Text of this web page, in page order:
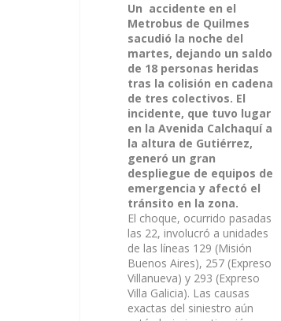
Un accidente en el
Metrobus de Quilmes
sacudió la noche del
martes, dejando un saldo
de 18 personas heridas
tras la colisión en cadena
de tres colectivos. El
incidente, que tuvo lugar
en la Avenida Calchaquí a
la altura de Gutiérrez,
generó un gran
despliegue de equipos de
emergencia y afectó el
tránsito en la zona.
El choque, ocurrido pasadas
las 22, involucró a unidades
de las líneas 129 (Misión
Buenos Aires), 257 (Expreso
Villanueva) y 293 (Expreso
Villa Galicia). Las causas
exactas del siniestro aún